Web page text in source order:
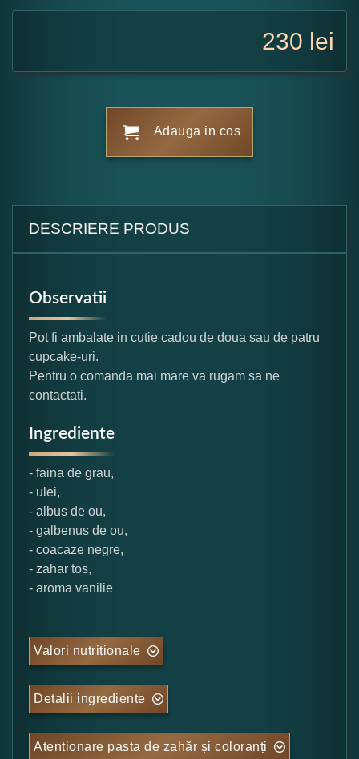
230 lei
Adauga in cos
DESCRIERE PRODUS
Observatii
Pot fi ambalate in cutie cadou de doua sau de patru
cupcake-uri.
Pentru o comanda mai mare va rugam sa ne
contactati.
Ingrediente
- faina de grau,
- ulei,
- albus de ou,
- galbenus de ou,
- coacaze negre,
- zahar tos,
- aroma vanilie
Valori nutritionale
Detalii ingrediente
Atentionare pasta de zahăr și coloranți